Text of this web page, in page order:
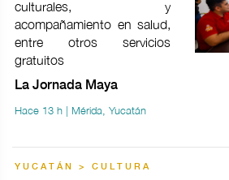
culturales, y
acompañamiento en salud,
entre otros servicios
gratuitos
La Jornada Maya
Hace 13 h | Mérida, Yucatán
YUCATÁN > CULTURA